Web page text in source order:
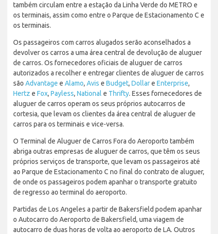
também circulam entre a estação da Linha Verde do METRO e
os terminais, assim como entre o Parque de Estacionamento C e
os terminais.
Os passageiros com carros alugados serão aconselhados a
devolver os carros a uma área central de devolução de aluguer
de carros. Os fornecedores oficiais de aluguer de carros
autorizados a recolher e entregar clientes de aluguer de carros
são Advantage e Alamo, Avis e Budget, Dollare Enterprise,
Hertz e Fox, Payless, National e Thrifty. Esses fornecedores de
aluguer de carros operam os seus próprios autocarros de
cortesia, que levam os clientes da área central de aluguer de
carros para os terminais e vice-versa.
O Terminal de Aluguer de Carros Fora do Aeroporto também
abriga outras empresas de aluguer de carros, que têm os seus
próprios serviços de transporte, que levam os passageiros até
ao Parque de Estacionamento C no final do contrato de aluguer,
de onde os passageiros podem apanhar o transporte gratuito
de regresso ao terminal do aeroporto.
Partidas de Los Angeles a partir de Bakersfield podem apanhar
o Autocarro do Aeroporto de Bakersfield, uma viagem de
autocarro de duas horas de volta ao aeroporto de LA. Outros